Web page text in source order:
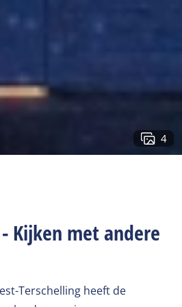
4
Kijken met andere
Terschelling heeft de